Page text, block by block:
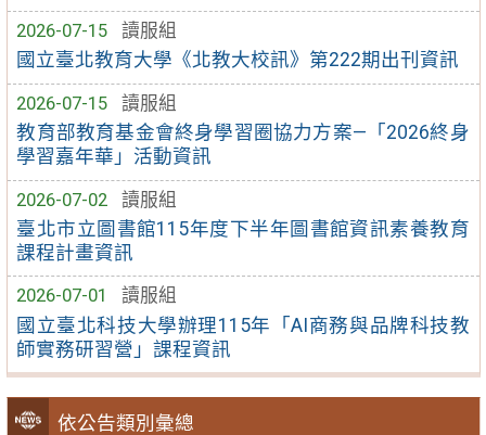
2026-07-15
讀服組
國立臺北教育大學《北教大校訊》第222期出刊資訊
2026-07-15
讀服組
教育部教育基金會終身學習圈協力方案—「2026終身
學習嘉年華」活動資訊
2026-07-02
讀服組
臺北市立圖書館115年度下半年圖書館資訊素養教育
課程計畫資訊
2026-07-01
讀服組
國立臺北科技大學辦理115年「AI商務與品牌科技教
師實務研習營」課程資訊
依公告類別彙總